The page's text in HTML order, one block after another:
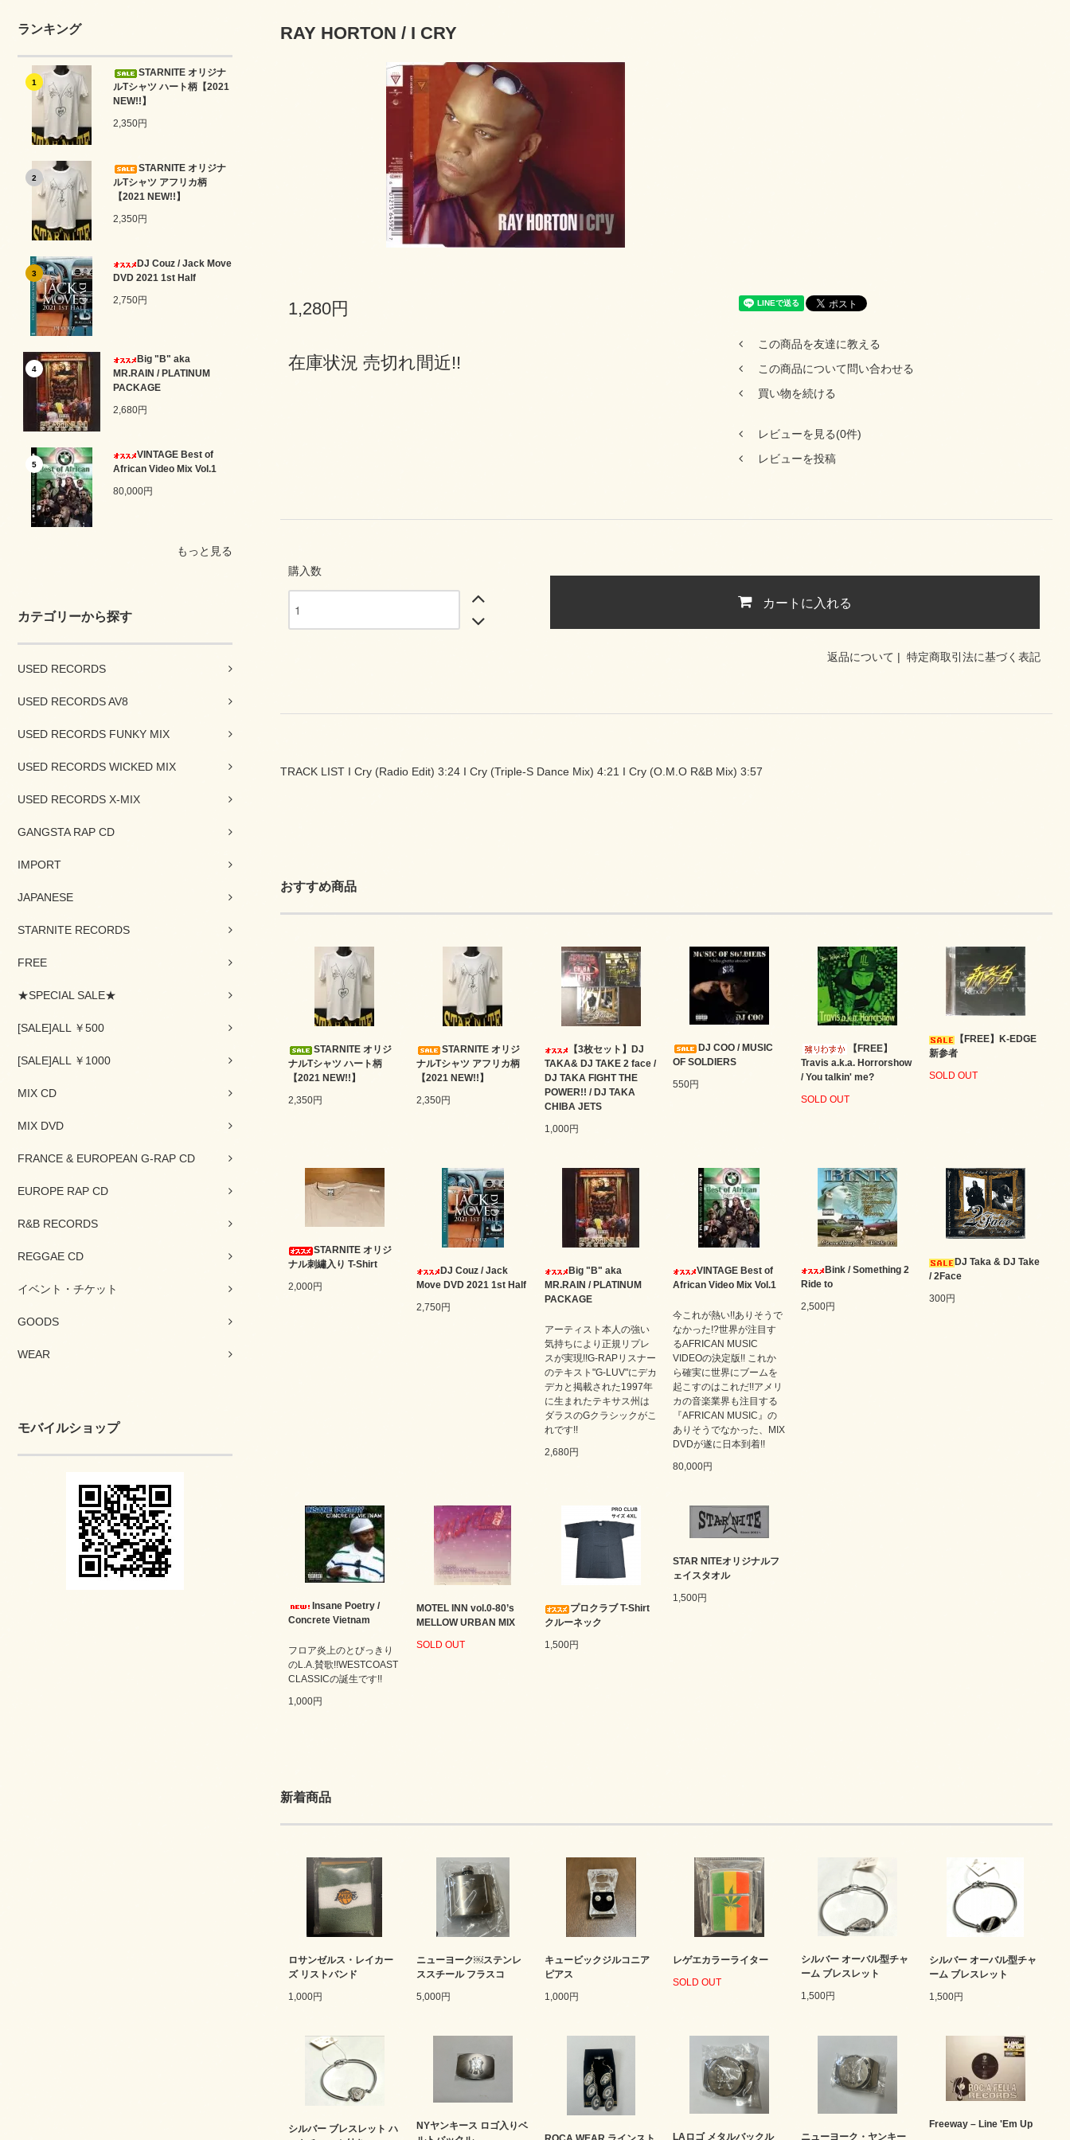
ランキング
1
STARNITE オリジナ
ルTシャツ ハート柄【2021
NEW!!】
2,350円
2
STARNITE オリジナ
ルTシャツ アフリカ柄
【2021 NEW!!】
2,350円
3
DJ Couz / Jack Move
DVD 2021 1st Half
2,750円
4
Big "B" aka
MR.RAIN / PLATINUM
PACKAGE
2,680円
5
VINTAGE Best of
African Video Mix Vol.1
80,000円
もっと見る
カテゴリーから探す
USED RECORDS
USED RECORDS AV8
USED RECORDS FUNKY MIX
USED RECORDS WICKED MIX
USED RECORDS X-MIX
GANGSTA RAP CD
IMPORT
JAPANESE
STARNITE RECORDS
FREE
★SPECIAL SALE★
[SALE]ALL ￥500
[SALE]ALL ￥1000
MIX CD
MIX DVD
FRANCE & EUROPEAN G-RAP CD
EUROPE RAP CD
R&B RECORDS
REGGAE CD
イベント・チケット
GOODS
WEAR
モバイルショップ
RAY HORTON / I CRY
1,280円
在庫状況 売切れ間近!!
この商品を友達に教える
この商品について問い合わせる
買い物を続ける
レビューを見る(0件)
レビューを投稿
購入数
カートに入れる
返品について | 特定商取引法に基づく表記
TRACK LIST I Cry (Radio Edit) 3:24 I Cry (Triple-S Dance Mix) 4:21 I Cry (O.M.O R&B Mix) 3:57
おすすめ商品
STARNITE オリジ
ナルTシャツ ハート柄
【2021 NEW!!】
2,350円
STARNITE オリジ
ナルTシャツ アフリカ柄
【2021 NEW!!】
2,350円
【3枚セット】DJ
TAKA& DJ TAKE 2 face /
DJ TAKA FIGHT THE
POWER!! / DJ TAKA
CHIBA JETS
1,000円
DJ COO / MUSIC
OF SOLDIERS
550円
【FREE】
Travis a.k.a. Horrorshow
/ You talkin' me?
SOLD OUT
【FREE】K-EDGE
新参者
SOLD OUT
STARNITE オリジ
ナル刺繡入り T-Shirt
2,000円
DJ Couz / Jack
Move DVD 2021 1st Half
2,750円
Big "B" aka
MR.RAIN / PLATINUM
PACKAGE
アーティスト本人の強い
気持ちにより正規リプレ
スが実現!!G-RAPリスナー
のテキスト"G-LUV"にデカ
デカと掲載された1997年
に生まれたテキサス州は
ダラスのGクラシックがこ
れです!!
2,680円
VINTAGE Best of
African Video Mix Vol.1
今これが熱い!!ありそうで
なかった!?世界が注目す
るAFRICAN MUSIC
VIDEOの決定版!! これか
ら確実に世界にブームを
起こすのはこれだ!!アメリ
カの音楽業界も注目する
『AFRICAN MUSIC』の
ありそうでなかった、MIX
DVDが遂に日本到着!!
80,000円
Bink / Something 2
Ride to
2,500円
DJ Taka & DJ Take
/ 2Face
300円
Insane Poetry /
Concrete Vietnam
フロア炎上のとびっきり
のL.A.賛歌!!WESTCOAST
CLASSICの誕生です!!
1,000円
MOTEL INN vol.0-80’s
MELLOW URBAN MIX
SOLD OUT
プロクラブ T-Shirt
クルーネック
1,500円
STAR NITEオリジナルフ
ェイスタオル
1,500円
新着商品
ロサンゼルス・レイカー
ズ リストバンド
1,000円
ニューヨーク￼ステンレ
ススチール フラスコ
5,000円
キュービックジルコニア
ピアス
1,000円
レゲエカラーライター
SOLD OUT
シルバー オーバル型チャ
ーム ブレスレット
1,500円
シルバー オーバル型チャ
ーム ブレスレット
1,500円
シルバー ブレスレット ハ
NYヤンキース ロゴ入りベ
LAロゴ メタルバックル ニューヨーク・ヤンキー
Freeway – Line 'Em Up